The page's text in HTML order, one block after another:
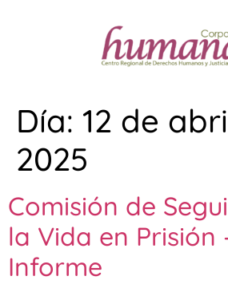
Día: 12 de
2025
Comisión de
la Vida en Prisión
Informe